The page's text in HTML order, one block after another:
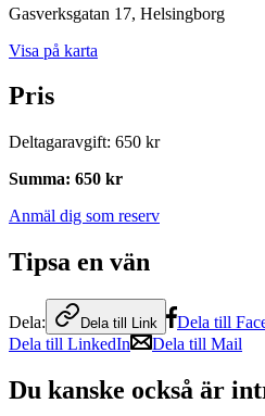
Gasverksgatan 17, Helsingborg
Visa på karta
Pris
Deltagaravgift: 650 kr
Summa: 650 kr
Anmäl dig som reserv
Tipsa en vän
Dela: Dela till Link Dela till
Dela till LinkedIn
Dela till Mail
Du kanske också är